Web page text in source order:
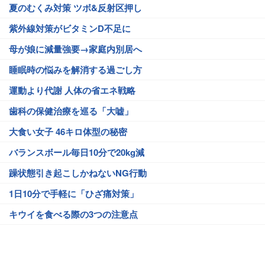
夏のむくみ対策 ツボ&反射区押し
紫外線対策がビタミンD不足に
母が娘に減量強要→家庭内別居へ
睡眠時の悩みを解消する過ごし方
運動より代謝 人体の省エネ戦略
歯科の保健治療を巡る「大嘘」
大食い女子 46キロ体型の秘密
バランスボール毎日10分で20kg減
躁状態引き起こしかねないNG行動
1日10分で手軽に「ひざ痛対策」
キウイを食べる際の3つの注意点